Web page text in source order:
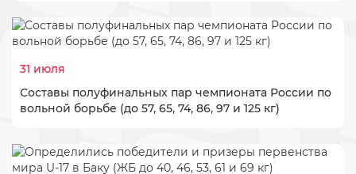
31 июля
Составы полуфинальных пар чемпионата России по
вольной борьбе (до 57, 65, 74, 86, 97 и 125 кг)